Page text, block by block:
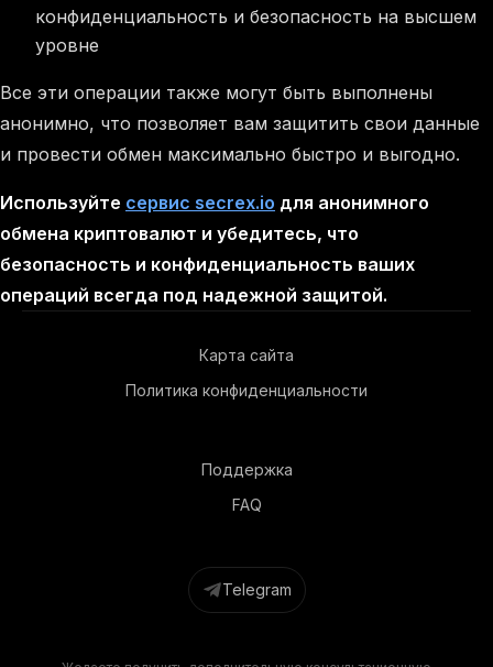
конфиденциальность и безопасность на высшем
уровне
Все эти операции также могут быть выполнены
анонимно, что позволяет вам защитить свои данные
и провести обмен максимально быстро и выгодно.
Используйте сервис secrex.io для анонимного
обмена криптовалют и убедитесь, что
безопасность и конфиденциальность ваших
операций всегда под надежной защитой.
Карта сайта
Политика конфиденциальности
Поддержка
FAQ
Telegram